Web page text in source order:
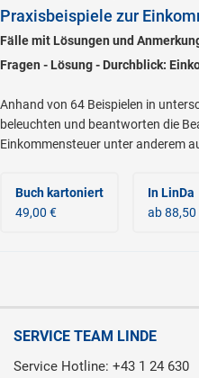
Praxisbeispiele zur
Fälle mit Lösungen und
Fragen - Lösung - Durchblick:
Anhand von 64 Beispielen in
beleuchten und beantworten die
Einkommensteuer unter anderem
Buch kartoniert
49,00 €
In LinDa
ab 88,50
SERVICE TEAM LINDE
Service Hotline: +43 1 24 630